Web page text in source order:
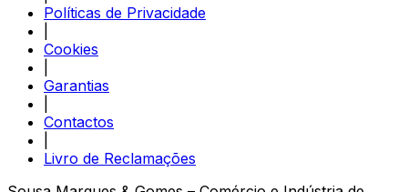
Políticas de Privacidade
Cookies
Garantias
Contactos
Livro de Reclamações